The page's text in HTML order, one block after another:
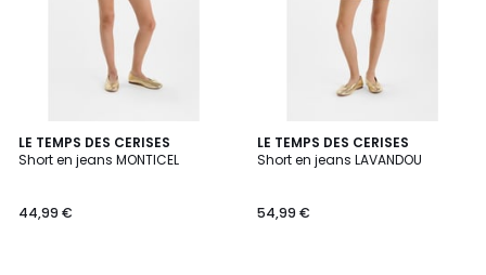
LE TEMPS DES CERISES
Short en jeans MONTICEL
44,99 €
LE TEMPS DES CERISES
Short en jeans LAVANDOU
54,99 €